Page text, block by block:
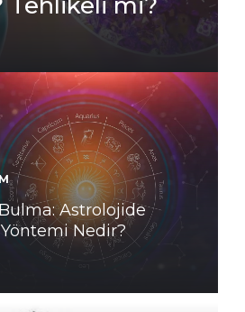
Astrolojide
Nedir?